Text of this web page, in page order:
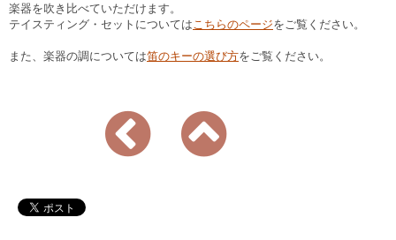
楽器を吹き比べていただけます。
テイスティング・セットについてはこちらのページをご覧ください。
また、楽器の調については笛のキーの選び方をご覧ください。